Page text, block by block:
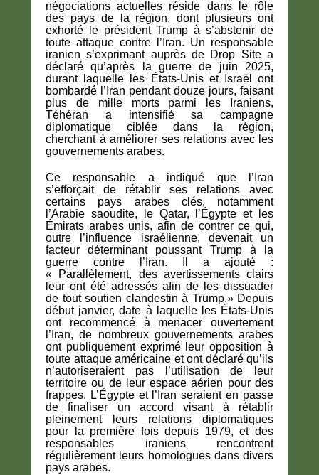
négociations actuelles réside dans le rôle
des pays de la région, dont plusieurs ont
exhorté le président Trump à s’abstenir de
toute attaque contre l’Iran. Un responsable
iranien s’exprimant auprès de Drop Site a
déclaré qu’après la guerre de juin 2025,
durant laquelle les États-Unis et Israël ont
bombardé l’Iran pendant douze jours, faisant
plus de mille morts parmi les Iraniens,
Téhéran a intensifié sa campagne
diplomatique ciblée dans la région,
cherchant à améliorer ses relations avec les
gouvernements arabes.
Ce responsable a indiqué que l’Iran
s’efforçait de rétablir ses relations avec
certains pays arabes clés, notamment
l’Arabie saoudite, le Qatar, l’Égypte et les
Émirats arabes unis, afin de contrer ce qui,
outre l’influence israélienne, devenait un
facteur déterminant poussant Trump à la
guerre contre l’Iran. Il a ajouté :
« Parallèlement, des avertissements clairs
leur ont été adressés afin de les dissuader
de tout soutien clandestin à Trump.» Depuis
début janvier, date à laquelle les États-Unis
ont recommencé à menacer ouvertement
l’Iran, de nombreux gouvernements arabes
ont publiquement exprimé leur opposition à
toute attaque américaine et ont déclaré qu’ils
n’autoriseraient pas l’utilisation de leur
territoire ou de leur espace aérien pour des
frappes. L’Égypte et l’Iran seraient en passe
de finaliser un accord visant à rétablir
pleinement leurs relations diplomatiques
pour la première fois depuis 1979, et des
responsables iraniens rencontrent
régulièrement leurs homologues dans divers
pays arabes.